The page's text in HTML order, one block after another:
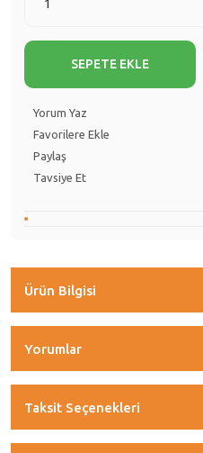
SEPETE EKLE
Yorum Yaz
Paylaş
Tavsiye Et
Ürün Bilgisi
Yorumlar
Taksit Seçenekleri